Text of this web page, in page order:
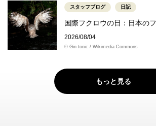
スタッフブログ 日記
国際フクロウの日：日本の
2026/08/04
© Gin tonic / Wikimedia Commons
もっと見る